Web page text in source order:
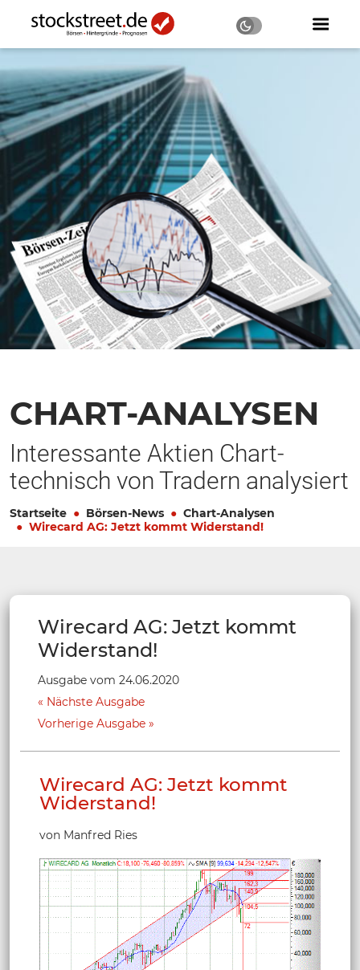
CHART-ANALYSEN
Interessante Aktien Chart-
technisch von Tradern analysiert
Startseite Börsen-News
Chart-Analysen
Wirecard AG: Jetzt kommt Widerstand!
Wirecard AG: Jetzt kommt
Widerstand!
Ausgabe vom 24.06.2020
Nächste Ausgabe
Vorherige Ausgabe
Wirecard AG: Jetzt kommt
Widerstand!
von Manfred Ries